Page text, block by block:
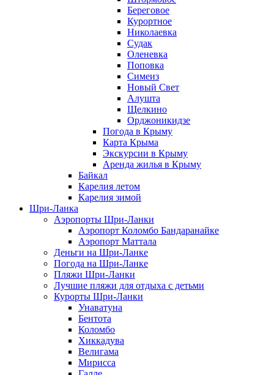
Береговое
Курортное
Николаевка
Судак
Оленевка
Поповка
Симеиз
Новый Свет
Алушта
Щелкино
Орджоникидзе
Погода в Крыму
Карта Крыма
Экскурсии в Крыму
Аренда жилья в Крыму
Байкал
Карелия летом
Карелия зимой
Шри-Ланка
Аэропорты Шри-Ланки
Аэропорт Коломбо Бандаранайке
Аэропорт Маттала
Деньги на Шри-Ланке
Погода на Шри-Ланке
Пляжи Шри-Ланки
Лучшие пляжи для отдыха с детьми
Курорты Шри-Ланки
Унаватуна
Бентота
Коломбо
Хиккадува
Велигама
Мирисса